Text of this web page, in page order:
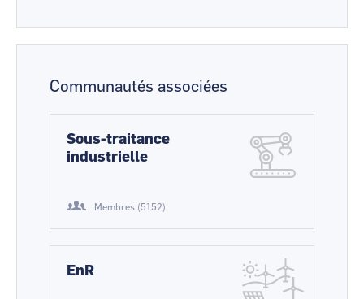
Communautés associées
Sous-traitance
industrielle
Membres (5152)
EnR